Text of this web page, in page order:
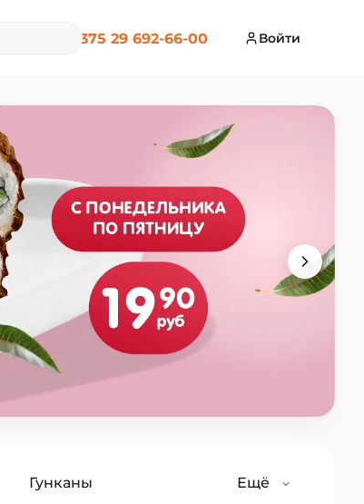
+375 29 692-66-00 Войти
Гунканы Ещё